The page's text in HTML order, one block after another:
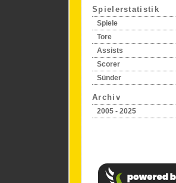
Spielerstatistik
Spiele
Tore
Assists
Scorer
Sünder
Archiv
2005 - 2025